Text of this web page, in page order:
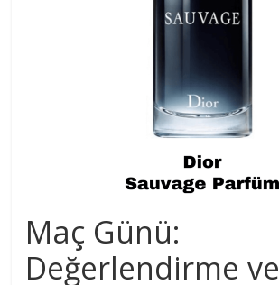
Maç Günü:
Değerlendirme ve